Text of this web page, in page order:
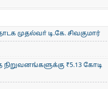
முதல்வா் டி.கே. சிவகுமார்
₹5.13 கோடி